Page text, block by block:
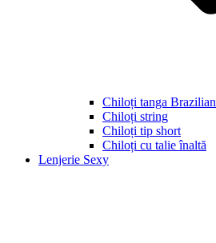
Chiloți tanga Brazilian
Chiloți string
Chiloți tip short
Chiloți cu talie înaltă
Lenjerie Sexy